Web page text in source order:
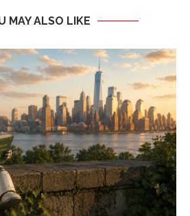
MAY ALSO LIKE